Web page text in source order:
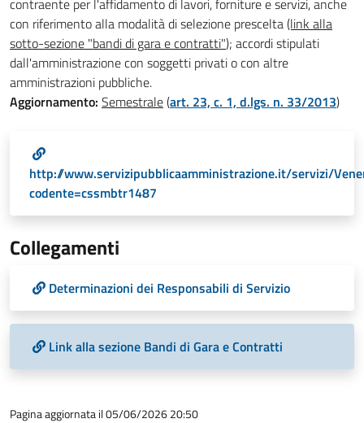
contraente per l'affidamento di lavori, forniture e servizi, anche
con riferimento alla modalità di selezione prescelta(link alla
sotto-sezione "bandi di gara e contratti"); accordi stipulati
dall'amministrazione con soggetti privati o con altre
amministrazioni pubbliche.
Aggiornamento: Semestrale(art. 23, c. 1, d.lgs. n. 33/2013)
http://www.servizipubblicaamministrazione.it/servizi/
codente=cssmbtr1487
Collegamenti
Determinazioni dei Responsabili di Servizio
Link alla sezione Bandi di Gara e Contratti
Pagina aggiornata il 05/06/2026 20:50